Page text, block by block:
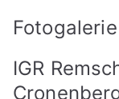
Fotogalerie
IGR